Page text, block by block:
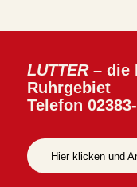
LUTTER– die
Ruhrgebiet
Telefon
Hier klicken und